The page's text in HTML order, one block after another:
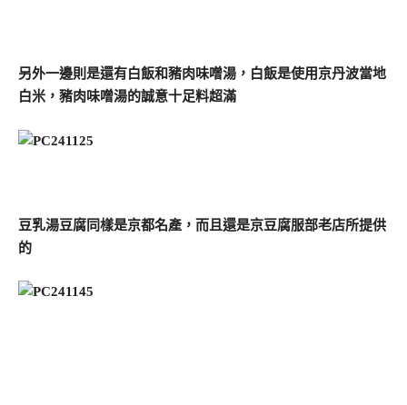
另外一邊則是還有白飯和豬肉味噌湯，白飯是使用京丹波當地
白米，豬肉味噌湯的誠意十足料超滿
豆乳湯豆腐同樣是京都名產，而且還是京豆腐服部老店所提供
的